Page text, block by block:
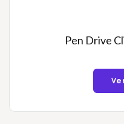
Pen Drive